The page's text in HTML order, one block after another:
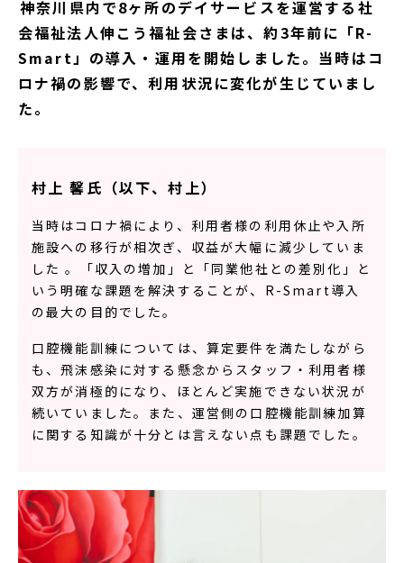
――神奈川県内で8ヶ所のデイサービスを運営する社
会福祉法人伸こう福祉会さまは、約3年前に「R-
Smart」の導入・運用を開始しました。当時はコ
ロナ禍の影響で、利用状況に変化が生じていまし
た。
村上 馨氏（以下、村上）
当時はコロナ禍により、利用者様の利用休止や入所
施設への移行が相次ぎ、収益が大幅に減少していま
した 。「収入の増加」と「同業他社との差別化」と
いう明確な課題を解決することが、R-Smart導入
の最大の目的でした。
口腔機能訓練については、算定要件を満たしながら
も、飛沫感染に対する懸念からスタッフ・利用者様
双方が消極的になり、ほとんど実施できない状況が
続いていました。また、運営側の口腔機能訓練加算
に関する知識が十分とは言えない点も課題でした。